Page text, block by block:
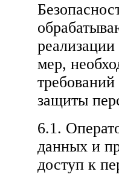
мер,
требований
защиты
6.1.
данных и
доступ к